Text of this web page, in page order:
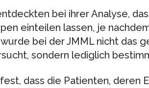
bei ihrer Analyse,
einteilen lassen, je
bei der JMML nicht das
sondern lediglich
dass die Patienten, deren